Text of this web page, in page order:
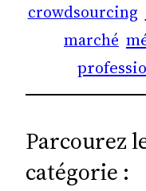
crowdsourcing
marché
Parcourez
catégorie :